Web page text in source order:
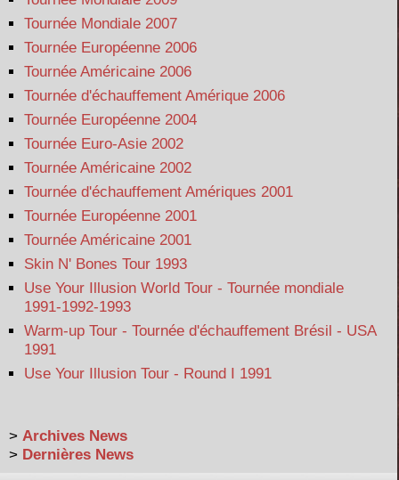
Tournée Mondiale 2007
Tournée Européenne 2006
Tournée Américaine 2006
Tournée d'échauffement Amérique 2006
Tournée Européenne 2004
Tournée Euro-Asie 2002
Tournée Américaine 2002
Tournée d'échauffement Amériques 2001
Tournée Européenne 2001
Tournée Américaine 2001
Skin N' Bones Tour 1993
Use Your Illusion World Tour - Tournée mondiale
1991-1992-1993
Warm-up Tour - Tournée d'échauffement Brésil - USA
1991
Use Your Illusion Tour - Round I 1991
> Archives News
> Dernières News